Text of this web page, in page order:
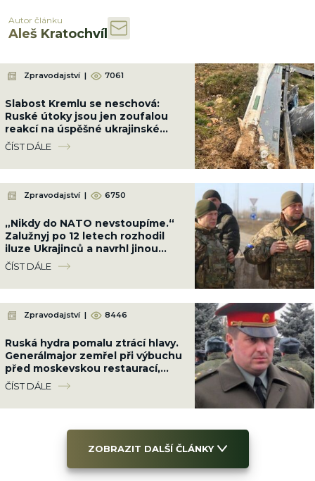
Autor článku
Aleš Kratochvíl
Zpravodajství | 7061
Slabost Kremlu se neschová:
Ruské útoky jsou jen zoufalou
reakcí na úspěšné ukrajinské
údery v zázemí
ČÍST DÁLE
Zpravodajství | 6750
„Nikdy do NATO nevstoupíme.“
Zalužnyj po 12 letech rozhodil
iluze Ukrajinců a navrhl jinou
cestu, ale ani ta se Rusům nelíbí
ČÍST DÁLE
Zpravodajství | 8446
Ruská hydra pomalu ztrácí hlavy.
Generálmajor zemřel při výbuchu
před moskevskou restaurací,
když slavil narozeniny šéfa
vzdušných sil
ČÍST DÁLE
ZOBRAZIT DALŠÍ ČLÁNKY